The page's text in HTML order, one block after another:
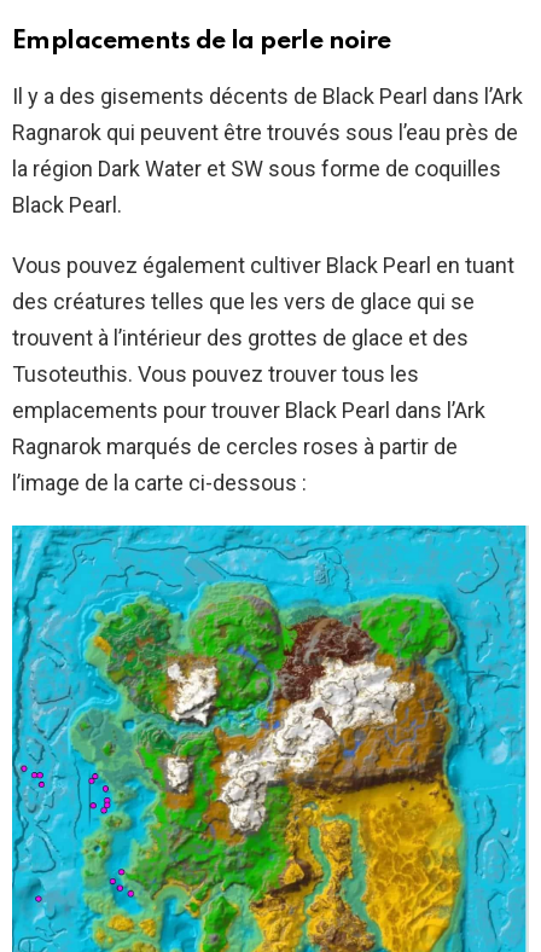
Emplacements de la perle noire
Il y a des gisements décents de Black Pearl dans l’Ark
Ragnarok qui peuvent être trouvés sous l’eau près de
la région Dark Water et SW sous forme de coquilles
Black Pearl.
Vous pouvez également cultiver Black Pearl en tuant
des créatures telles que les vers de glace qui se
trouvent à l’intérieur des grottes de glace et des
Tusoteuthis. Vous pouvez trouver tous les
emplacements pour trouver Black Pearl dans l’Ark
Ragnarok marqués de cercles roses à partir de
l’image de la carte ci-dessous :